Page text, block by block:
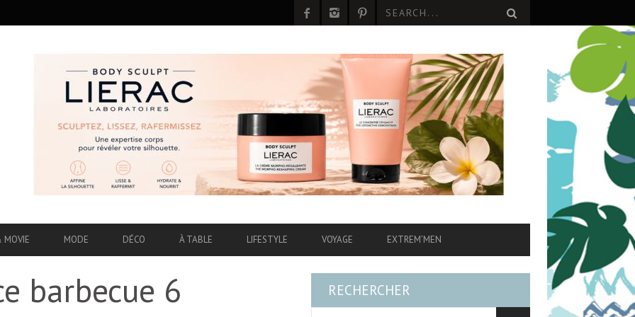
MOVIE MODE DÉCO À TABLE LIFESTYLE VOYAGE EXTREM’MEN
barbecue 6 RECHERCHER